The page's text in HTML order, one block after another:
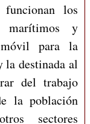
los
marítimos y
móvil para la
la destinada al
del trabajo
la población
sectores